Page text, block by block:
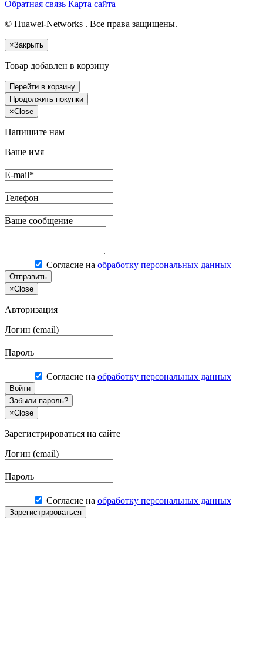
Обратная связь Карта сайта
© Huawei-Networks . Все права защищены.
×Закрыть
Товар добавлен в корзину
Перейти в корзину
Продолжить покупки
×Close
Напишите нам
Ваше имя
E-mail*
Телефон
Ваше сообщение
Согласие на обработку персональных данных
Отправить
×Close
Авторизация
Логин (email)
Пароль
Согласие на обработку персональных данных
Войти
Забыли пароль?
×Close
Зарегистрироваться на сайте
Логин (email)
Пароль
Согласие на обработку персональных данных
Зарегистрироваться